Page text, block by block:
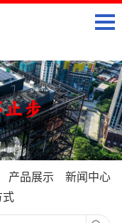
产品展示
新闻中心
式